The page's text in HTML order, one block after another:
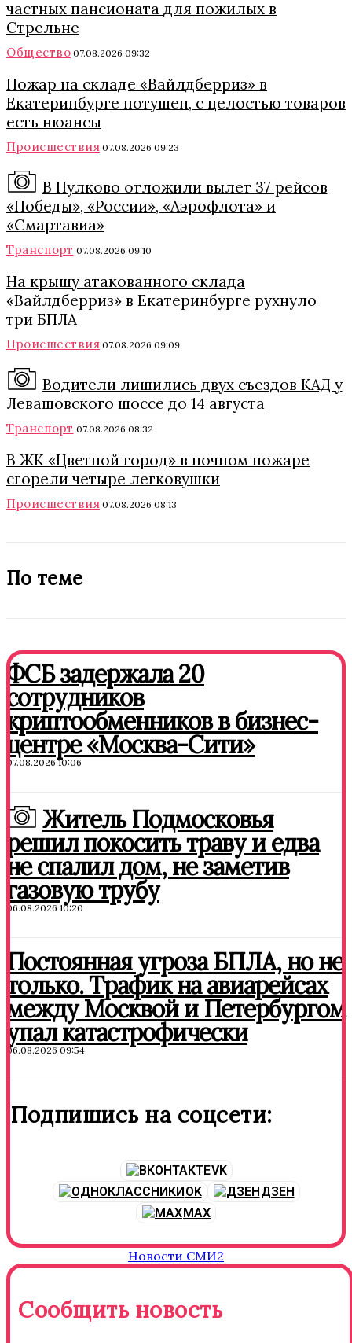
частных пансионата для пожилых в
Стрельне
Общество 07.08.2026 09:32
Пожар на складе «Вайлдберриз» в
Екатеринбурге потушен, с целостью товаров
есть нюансы
Происшествия 07.08.2026 09:23
В Пулково отложили вылет 37 рейсов
«Победы», «России», «Аэрофлота» и
«Смартавиа»
Транспорт 07.08.2026 09:10
На крышу атакованного склада
«Вайлдберриз» в Екатеринбурге рухнуло
три БПЛА
Происшествия 07.08.2026 09:09
Водители лишились двух съездов КАД у
Левашовского шоссе до 14 августа
Транспорт 07.08.2026 08:32
В ЖК «Цветной город» в ночном пожаре
сгорели четыре легковушки
Происшествия 07.08.2026 08:13
По теме
ФСБ задержала 20
сотрудников
криптообменников в бизнес-
центре «Москва-Сити»
07.08.2026 10:06
Житель Подмосковья
решил покосить траву и едва
не спалил дом, не заметив
газовую трубу
06.08.2026 10:20
Постоянная угроза БПЛА, но не
только. Трафик на авиарейсах
между Москвой и Петербургом
упал катастрофически
06.08.2026 09:54
Подпишись на соцсети:
VK
OK
ДЗЕН
MAX
Новости СМИ2
Сообщить новость